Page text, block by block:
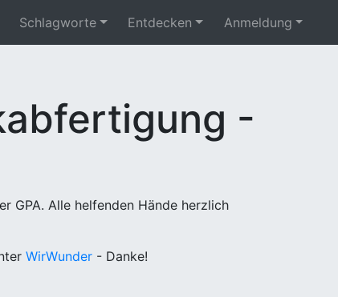
Schlagworte Entdecken Anmeldung
-
GPA. Alle helfenden Hände herzlich
WirWunder - Danke!